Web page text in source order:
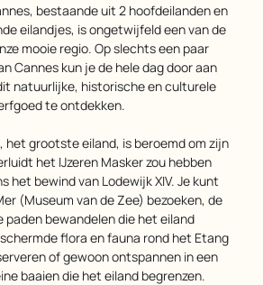
eilandjes, is ongetwijfeld een van de
mooie regio. Op slechts een paar
Cannes kun je de hele dag door aan
natuurlijke, historische en culturele
te ontdekken.
het IJzeren Masker zou hebben
het bewind van Lodewijk XIV. Je kunt
(Museum van de Zee) bezoeken, de
paden bewandelen die het eiland
flora en fauna rond het Etang
of gewoon ontspannen in een
baaien die het eiland begrenzen.